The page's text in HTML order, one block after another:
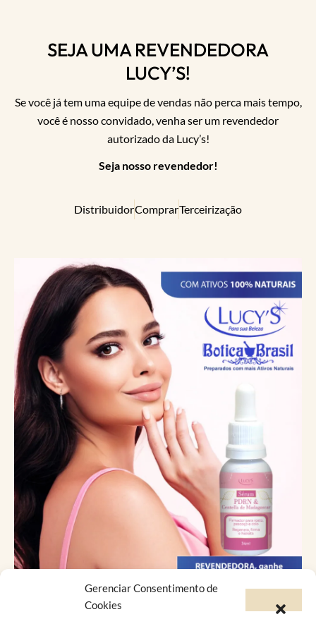
Gerenciar Consentimento de
Cookies
SEJA UMA REVENDEDORA
LUCY’S!
Se você já tem uma equipe de vendas não perca mais tempo,
você é nosso convidado, venha ser um revendedor
autorizado da Lucy’s!
Seja nosso revendedor!
DistribuidorComprarTerceirização
Catálogo Virtual